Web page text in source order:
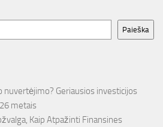
Paieška
nuvertėjimo? Geriausios investicijos
metais
Kaip Atpažinti Finansines